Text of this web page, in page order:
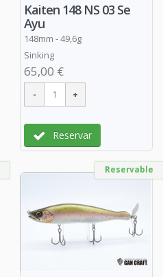
Kaiten 148 NS 03 Se
Ayu
148mm - 49,6g
Sinking
65,00 €
Reservar
Reservable